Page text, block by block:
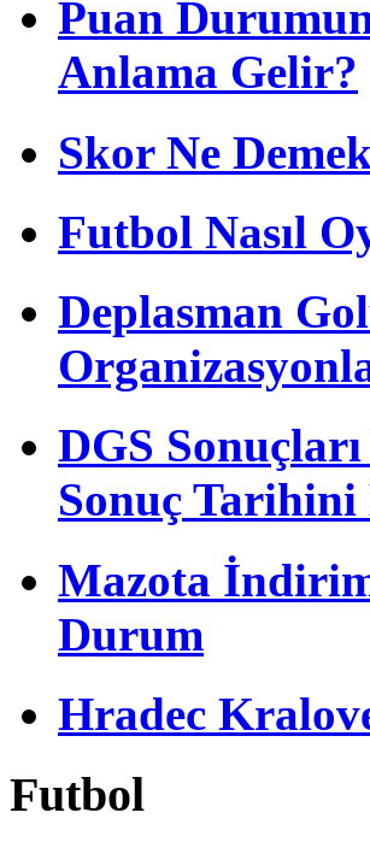
Puan
Anlama Gelir?
Skor Ne
Futbol Nasıl
Deplasman
DGS
Sonuç
Mazota
Durum
Hradec
Futbol